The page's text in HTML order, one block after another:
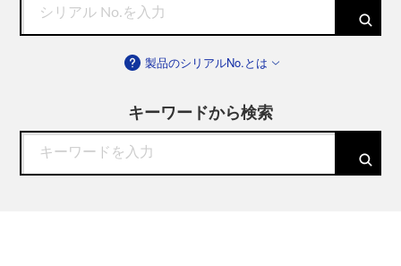
製品のシリアルNo.とは
キーワードから検索